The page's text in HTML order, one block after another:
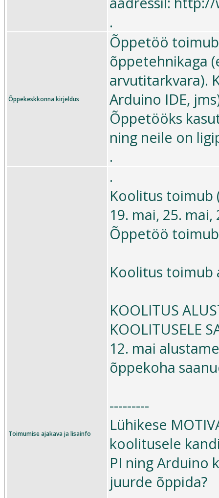
.
Õppekeskkonna kirjeldus
Õppetöö
õppetehnikaga
arvutitarkvara).
Arduino IDE,
Õppetööks
ning neile on
.
Toimumise ajakava ja lisainfo
.
Koolitus toimub
19. mai, 25.
Õppetöö
Koolitus
KOOLITUS
KOOLITUSELE
12. mai
õppekoha
---------
Lühikese
koolitusele
PI ning Arduino
juurde õppida?